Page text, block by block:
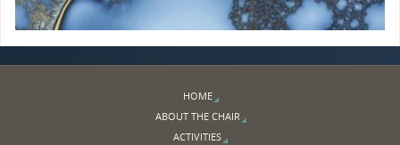
HOME
ABOUT THE CHAIR
ACTIVITIES